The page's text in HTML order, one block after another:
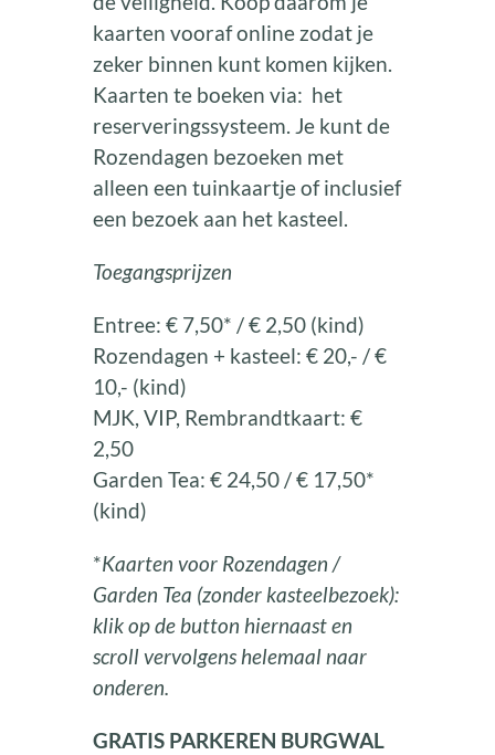
kaarten vooraf online zodat je
zeker binnen kunt komen kijken.
Kaarten te boeken via: het
reserveringssysteem. Je kunt de
Rozendagen bezoeken met
alleen een tuinkaartje of inclusief
een bezoek aan het kasteel.
Toegangsprijzen
Entree: € 7,50* / € 2,50 (kind)
Rozendagen + kasteel: € 20,- / €
10,- (kind)
MJK, VIP, Rembrandtkaart: €
2,50
Garden Tea: € 24,50 / € 17,50*
(kind)
*Kaarten voor Rozendagen /
Garden Tea (zonder kasteelbezoek):
klik op de button hiernaast en
scroll vervolgens helemaal naar
onderen.
GRATIS PARKEREN BURGWAL